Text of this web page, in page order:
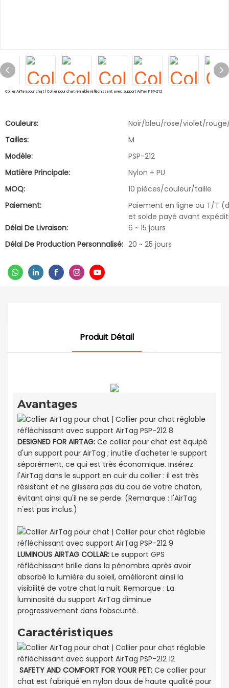
Collier AirTag pour chat | Collier pour chat réglable réfléchissant avec support AirTag PSP-212
Couleurs:
Noir/bleu/rose/violet/
Tailles:
M
Modèle:
PSP-212
Matière Principale:
Nylon + PU
MOQ:
10 pièces/couleur/taille
Paiement:
Paiement en ligne ou T/T
et solde payé avant
Délai De Livraison:
6 ~ 15 jours
Délai De Production Personnalisé: 20 ~ 25 jours
Produit Détail
Avantages
DESIGNED FOR AIRTAG:Ce collier pour chat est équipé
d'un support pour AirTag ; inutile d'acheter le support
séparément, ce qui est très économique. Insérez
l'AirTag dans le support en cuir du collier : il est très
résistant et ne glissera pas du cou de votre chaton,
évitant ainsi qu'il ne se perde. (Remarque : l'AirTag
n'est pas inclus.)
LUMINOUS AIRTAG COLLAR: Le support GPS
réfléchissant brille dans la pénombre après avoir
absorbé la lumière du soleil, améliorant ainsi la
visibilité de votre chat la nuit. Remarque : La
luminosité du support AirTag diminue
progressivement dans l’obscurité.
Caractéristiques
SAFETY AND COMFORT FOR YOUR PET: Ce collier pour
chat est fabriqué en nylon doux de haute qualité pour